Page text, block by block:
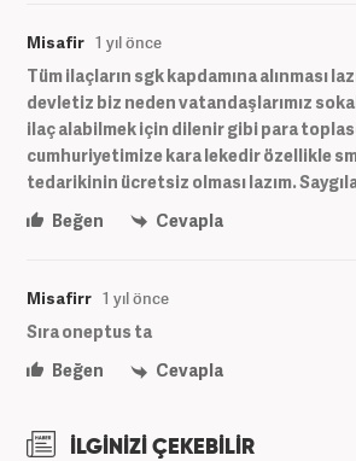
Misafir 1 yıl önce
Tüm ilaçların sgk kapdamına alınması
devletiz biz neden vatandaşlarımız
ilaç alabilmek için dilenir gibi para
cumhuriyetimize kara lekedir özellikle
tedarikinin ücretsiz olması lazım.
Beğen
Cevapla
Misafirr 1 yıl önce
Sıra oneptus ta
Beğen
Cevapla
İLGİNİZİ ÇEKEBİLİR